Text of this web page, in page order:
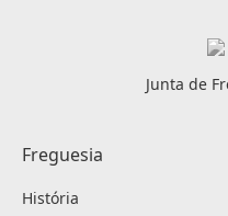
Junta de
Freguesia
História